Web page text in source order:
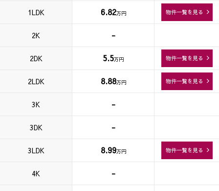
1LDK 6.82万円 物件一覧を見る
2K -
2DK 5.5万円 物件一覧を見る
2LDK 8.88万円 物件一覧を見る
3K -
3DK -
3LDK 8.99万円 物件一覧を見る
4K
-